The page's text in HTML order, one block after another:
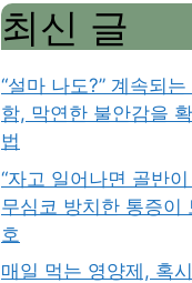
최신 글
“설마 나도?” 계속되
함, 막연한 불안감을
법
“자고 일어나면 골반
무심코 방치한 통증이
호
매일 먹는 영양제, 혹